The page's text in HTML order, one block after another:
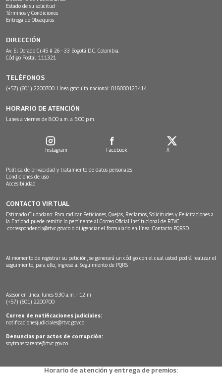
Estado de su solicitud
Términos y Condiciones
Entrega de Obsequios
DIRECCIÓN
Av. El Dorado Cr.45 # 26 - 33 Bogotá D.C. Colombia.
Código Postal: 111321
TELÉFONOS
(+57) (601) 2200700. Línea gratuita nacional: 018000123414
HORARIO DE ATENCIÓN
Lunes a viernes de 8:00 a.m. a 5:00 p.m.
Instagram Facebook X
Política de privacidad y tratamiento de datos personales
Condiciones de uso
Accesibilidad
CONTACTO VIRTUAL
Estimado Ciudadano: Para radicar Peticiones, Quejas, Reclamos, Solicitudes y Felicitaciones a
la Entidad puede remitir lo pertinente al Correo Oficial Institucional de RTVC
correspondencia@rtvc.gov.co o diligenciar el formulario en línea: Contacto PQRSD.
Al momento de registrar su petición, se generará un código con el cual usted podrá realizar el
seguimiento, para ello, ingrese a: Seguimiento de PQRS
Asesor en línea: lunes 9:30 a.m. - 12 m
(+57) (601) 2200700
Correo de notificaciones judiciales:
notificacionesjudiciales@rtvc.gov.co
Denuncias por actos de corrupción:
soytransparente@rtvc.gov.co
Horario de atención y entrega de premios: